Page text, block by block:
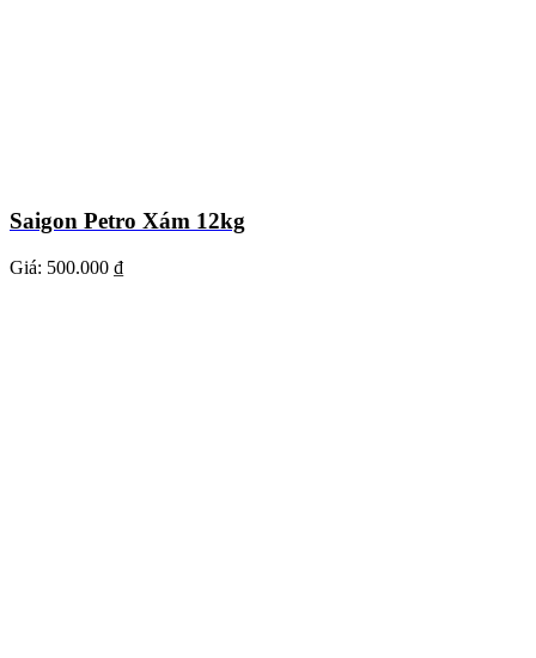
Saigon Petro Xám 12kg
Giá: 500.000 ₫